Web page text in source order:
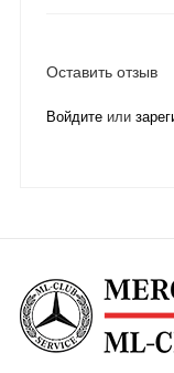
Оставить отзыв
Войдитеили